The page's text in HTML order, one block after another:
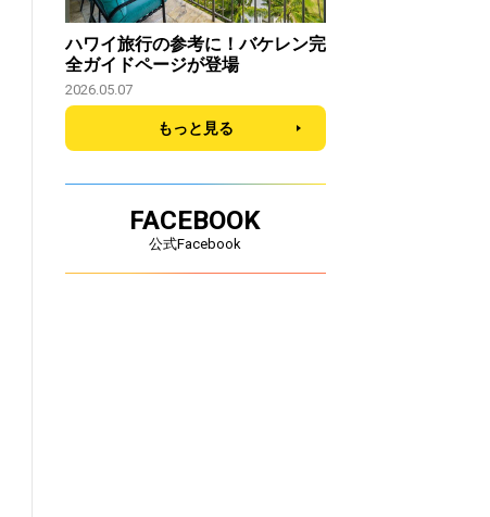
ハワイ旅行の参考に！バケレン完
全ガイドページが登場
2026.05.07
もっと見る
FACEBOOK
公式Facebook